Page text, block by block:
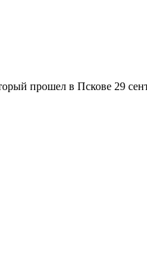
прошел в Пскове 29